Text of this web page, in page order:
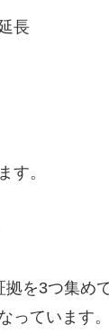
長
す。
拠を3つ集め
っています